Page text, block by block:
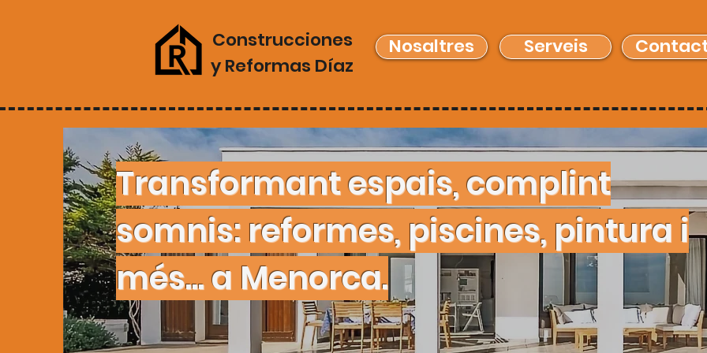
Construcciones
y Reformas Díaz
Nosaltres Serveis
Transformant espais, complint
somnis: reformes, piscines, pintura i
més... a Menorca.